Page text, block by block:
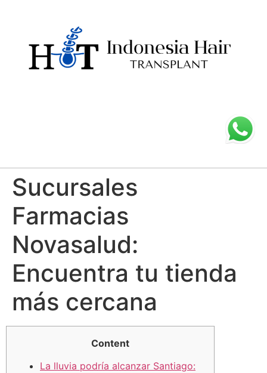
Sucursales
Farmacias
Novasalud:
Encuentra tu tienda
más cercana
Content
La lluvia podría alcanzar Santiago: